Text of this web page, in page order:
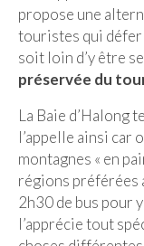
Sucre
Chili
Paraguay
Pérou
Lac
ASIE
propose une
touristes qui
soit loin d’y être
préservée du
La Baie d’Halong
l’appelle ainsi car
montagnes « en
régions préférées
2h30 de bus pour
l’apprécie tout